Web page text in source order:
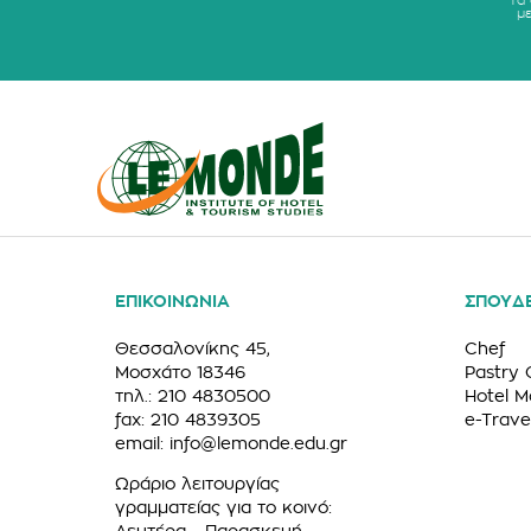
ΕΠΙΚΟΙΝΩΝΙΑ
Θεσσαλονίκης 45,
Μοσχάτο 18346
τηλ.: 210 4830500
fax: 210 4839305
email: info@lemonde.edu.gr
Ωράριο λειτουργίας
γραμματείας για το κοινό:
Chef
Pastry
Hotel
e-